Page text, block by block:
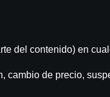
del contenido) en
cambio de precio,